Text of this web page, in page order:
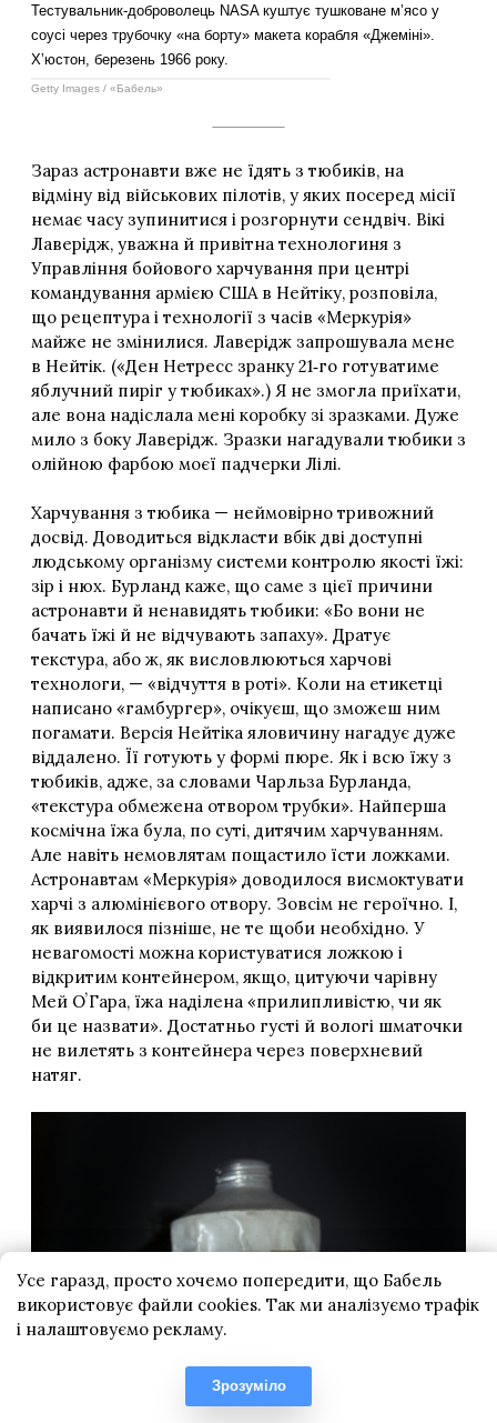
Усе гаразд, просто хочемо попередити, що Бабель
використовує файли cookies. Так ми аналізуємо трафік
і налаштовуємо рекламу.
Зрозуміло